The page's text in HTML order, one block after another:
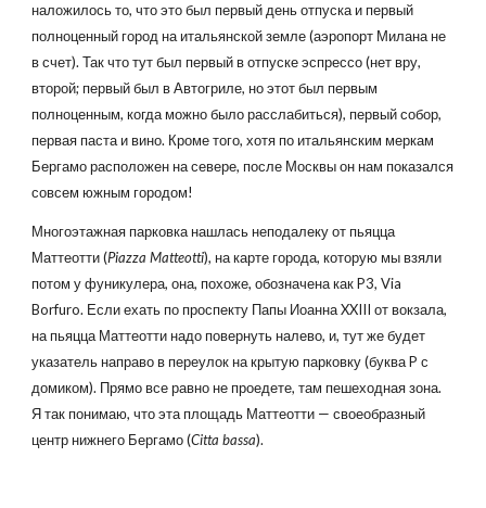
наложилось то, что это был первый день отпуска и первый
полноценный город на итальянской земле (аэропорт Милана не
в счет). Так что тут был первый в отпуске эспрессо (нет вру,
второй; первый был в Автогриле, но этот был первым
полноценным, когда можно было расслабиться), первый собор,
первая паста и вино. Кроме того, хотя по итальянским меркам
Бергамо расположен на севере, после Москвы он нам показался
совсем южным городом!
Многоэтажная парковка нашлась неподалеку от пьяцца
Маттеотти (Piazza Matteotti), на карте города, которую мы взяли
потом у фуникулера, она, похоже, обозначена как P3, Via
Borfuro. Если ехать по проспекту Папы Иоанна XXIII от вокзала,
на пьяцца Маттеотти надо повернуть налево, и, тут же будет
указатель направо в переулок на крытую парковку (буква P с
домиком). Прямо все равно не проедете, там пешеходная зона.
Я так понимаю, что эта площадь Маттеотти — своеобразный
центр нижнего Бергамо (Citta bassa).